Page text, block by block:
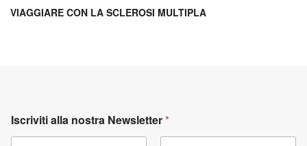
VIAGGIARE CON LA SCLEROSI MULTIPLA
Iscriviti alla nostra Newsletter*